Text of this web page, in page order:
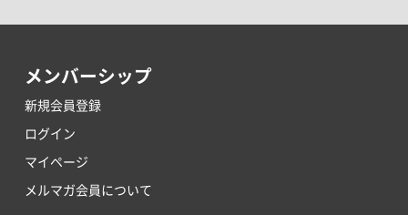
メンバーシップ
新規会員登録
ログイン
マイページ
メルマガ会員について